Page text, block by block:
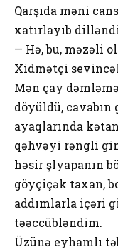
Qarşıda məni
xatırlayıb
— Hə, bu, məzəli
Xidmətçi
Mən çay
döyüldü,
ayaqlarında
qəhvəyi rəngli
həsir şlyapanın
göyçiçək taxan,
addımlarla içəri
təəccübləndim.
Üzünə eyhamlı